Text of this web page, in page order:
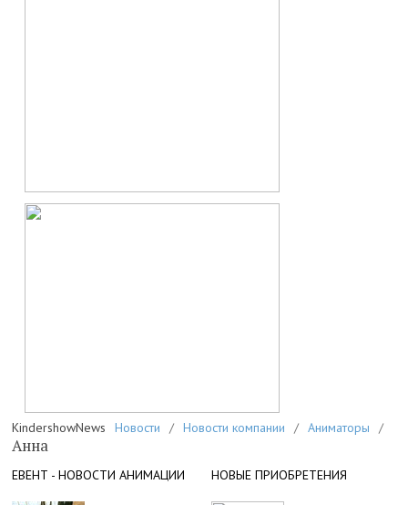
KindershowNews Новости / Новости компании / Аниматоры /
Анна
ЕВЕНТ - НОВОСТИ АНИМАЦИИ НОВЫЕ ПРИОБРЕТЕНИЯ